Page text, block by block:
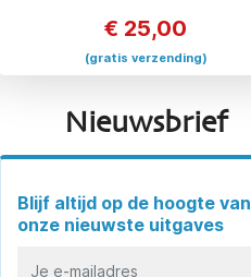
€ 25,00
(gratis verzending)
Nieuwsbrief
Blijf altijd op de hoogte van
onze nieuwste uitgaves